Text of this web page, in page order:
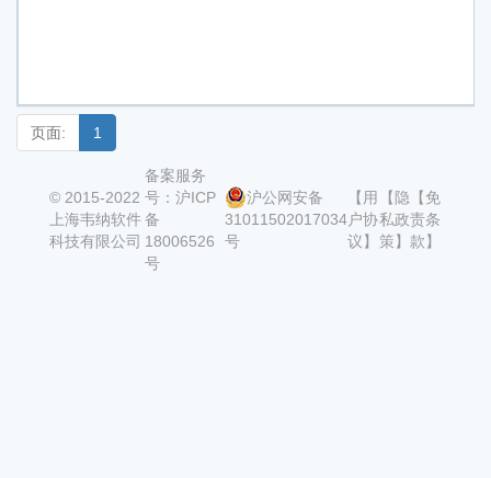
页面: 1
© 2015-2022
上海韦纳软件
科技有限公司
备案服务
号：沪ICP
备
18006526
号
沪公网安备
31011502017034
号
【用
户协
议】
【隐
私政
策】
【免
责条
款】